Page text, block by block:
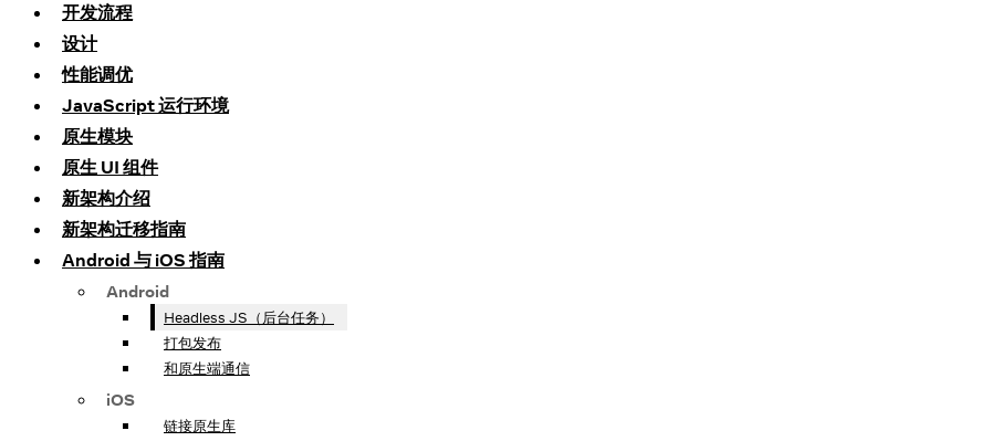
开发流程
设计
性能调优
JavaScript 运行环境
原生模块
原生 UI 组件
新架构介绍
新架构迁移指南
Android 与 iOS 指南
Android
Headless JS（后台任务）
打包发布
和原生端通信
iOS
链接原生库